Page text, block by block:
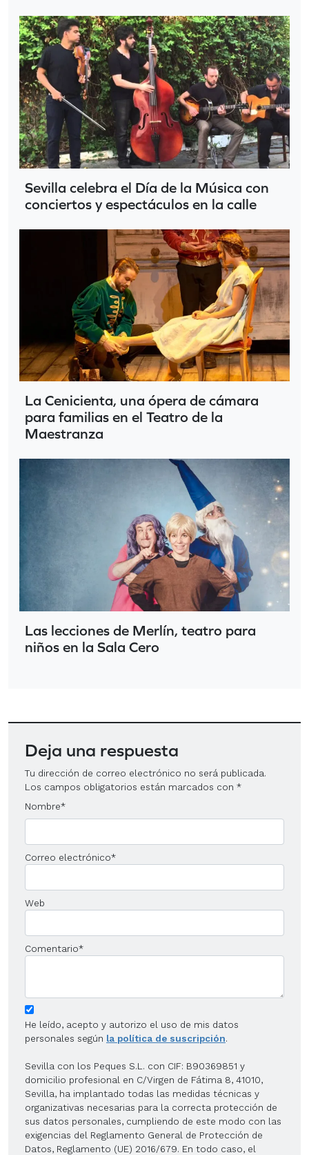
Sevilla celebra el Día de la Música con
conciertos y espectáculos en la calle
La Cenicienta, una ópera de cámara
para familias en el Teatro de la
Maestranza
Las lecciones de Merlín, teatro para
niños en la Sala Cero
Deja una respuesta
Tu dirección de correo electrónico no será publicada.
Los campos obligatorios están marcados con *
Nombre*
Correo electrónico*
Web
Comentario*
He leído, acepto y autorizo el uso de mis datos
personales según la política de suscripción.
Sevilla con los Peques S.L. con CIF: B90369851 y
domicilio profesional en C/Virgen de Fátima 8, 41010,
Sevilla, ha implantado todas las medidas técnicas y
organizativas necesarias para la correcta protección de
sus datos personales, cumpliendo de este modo con las
exigencias del Reglamento General de Protección de
Datos, Reglamento (UE) 2016/679. En todo caso, el